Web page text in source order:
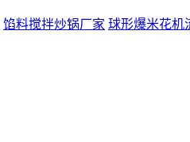
馅料搅拌炒锅厂家 球形爆米花机